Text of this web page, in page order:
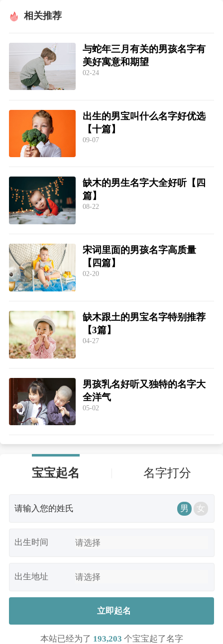
相关推荐
与蛇年三月有关的男孩名字有
美好寓意和期望
02-24
出生的男宝叫什么名字好优选
【十篇】
09-07
缺木的男生名字大全好听【四
篇】
08-22
宋词里面的男孩名字高质量
【四篇】
02-20
缺木跟土的男宝名字特别推荐
【3篇】
04-27
男孩乳名好听又独特的名字大
全洋气
05-02
宝宝起名 名字打分
男 女
出生时间
出生地址
立即起名
本站已经为了 193,203 个宝宝起了名字